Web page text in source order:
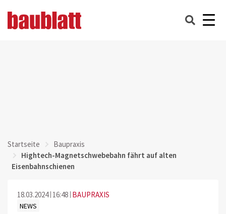
Startseite
Baupraxis
Hightech-Magnetschwebebahn fährt auf alten
Eisenbahnschienen
18.03.2024 16:48 BAUPRAXIS
NEWS